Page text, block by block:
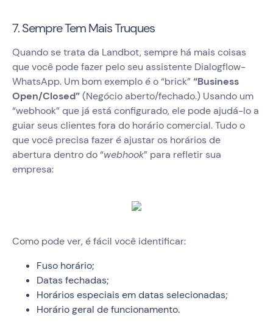
7. Sempre Tem Mais Truques
Quando se trata da Landbot, sempre há mais coisas
que você pode fazer pelo seu assistente Dialogflow-
WhatsApp. Um bom exemplo é o “brick”“Business
Open/Closed”(Negócio aberto/fechado.) Usando um
“webhook” que já está configurado, ele pode ajudá-lo a
guiar seus clientes fora do horário comercial. Tudo o
que você precisa fazer é ajustar os horários de
abertura dentro do “webhook” para refletir sua
empresa:
Como pode ver, é fácil você identificar:
Fuso horário;
Datas fechadas;
Horários especiais em datas selecionadas;
Horário geral de funcionamento.